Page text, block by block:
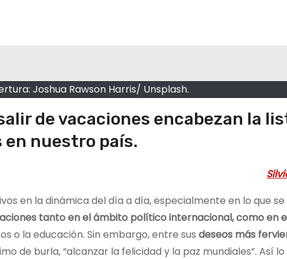
Joshua Rawson Harris/ Unsplash.
de vacaciones encabezan la
en nuestro país.
en la dinámica del día a día, especialmente en lo que se
tanto en el ámbito político internacional, como en
o la educación. Sin embargo, entre sus deseos más
de burla, “alcanzar la felicidad y la paz mundiales”. Así